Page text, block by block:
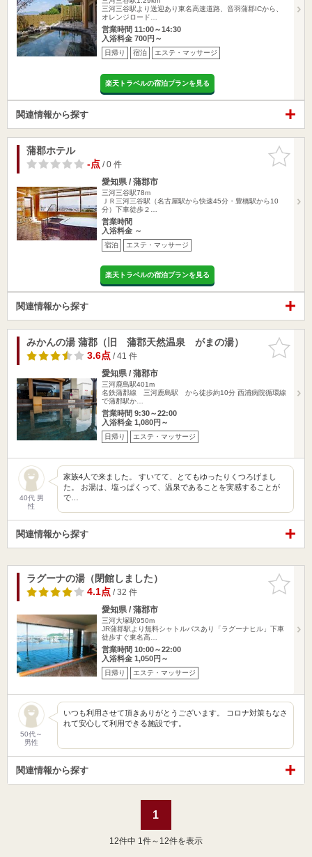
三河三谷駅より送迎あり東名高速道路、音羽蒲郡ICから、
オレンジロード…
営業時間 11:00～14:30
入浴料金 700円～
日帰り 宿泊 エステ・マッサージ
楽天トラベルの宿泊プランを見る
関連情報から探す
お気に入
りに追加
蒲郡ホテル
-点/ 0 件
愛知県 / 蒲郡市
三河三谷駅78m
ＪＲ三河三谷駅（名古屋駅から快速45分・豊橋駅から10
分）下車徒歩２…
営業時間
入浴料金 ～
宿泊 エステ・マッサージ
楽天トラベルの宿泊プランを見る
関連情報から探す
お気に入
りに追加
みかんの湯 蒲郡（旧 蒲郡天然温泉 がまの湯）
3.6点/ 41 件
愛知県 / 蒲郡市
三河鹿島駅401m
名鉄蒲郡線 三河鹿島駅 から徒歩約10分 西浦病院循環線
で蒲郡駅か…
営業時間 9:30～22:00
入浴料金 1,080円～
日帰り エステ・マッサージ
40代 男
性
家族4人で来ました。 すいてて、とてもゆったりくつろげまし
た。 お湯は、塩っぱくって、温泉であることを実感することが
で…
関連情報から探す
お気に入
りに追加
ラグーナの湯（閉館しました）
4.1点/ 32 件
愛知県 / 蒲郡市
三河大塚駅950m
JR蒲郡駅より無料シャトルバスあり「ラグーナヒル」下車
徒歩すぐ東名高…
営業時間 10:00～22:00
入浴料金 1,050円～
日帰り エステ・マッサージ
50代～
男性
いつも利用させて頂きありがとうございます。 コロナ対策もなさ
れて安心して利用できる施設です。
関連情報から探す
1
12件中 1件～12件を表示